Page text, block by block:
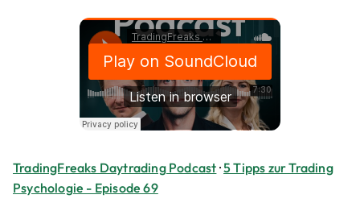
TradingFreaks Daytrading Podcast ·5 Tipps zur Trading
Psychologie - Episode 69